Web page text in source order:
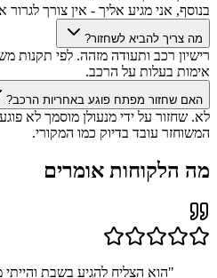
בנוסף, אני מגיע אליך - אין צורך
מה צריך להביא לשחזור?
רישיון רכב ותעודה מזהה. לפי
אימות בעלות על הרכב.
האם שחזור מפתח פוגע באחריות הרכב?
לא. שחזור על ידי מנעולן מוסמך לא
המשוחזר עובד בדיוק כמו המקורי.
מה הלקוחות אומרים
"הוא הצליח להגיע בשבת